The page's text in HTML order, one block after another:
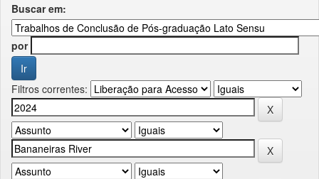
Buscar em:
por
Filtros correntes: